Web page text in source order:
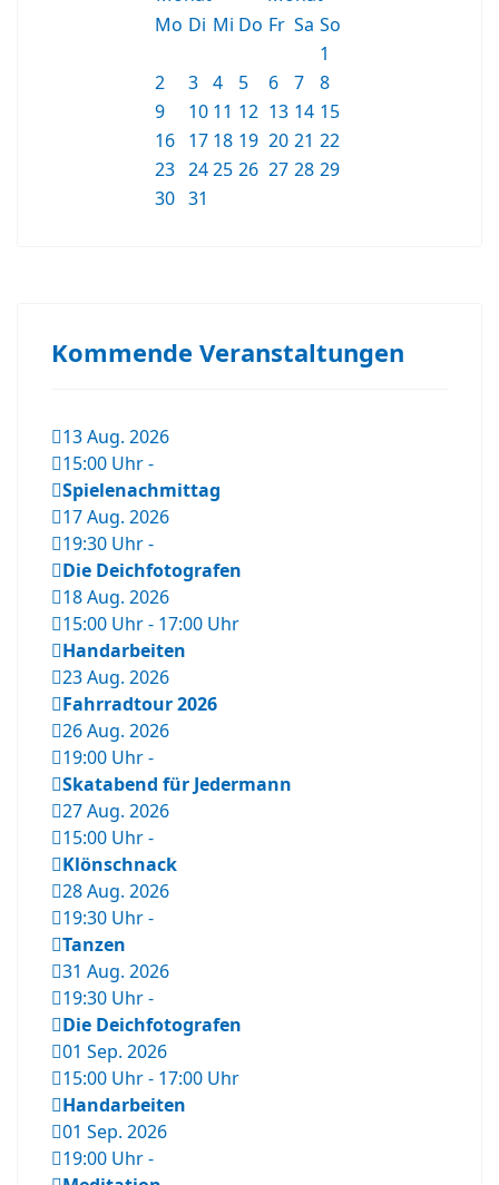
Mo Di Mi Do Fr Sa So
1
2
3 4 5 6 7
8
9
10 11 12 13 14 15
16
17 18 19 20 21 22
23 24 25 26 27 28 29
30 31
Kommende Veranstaltungen
13 Aug. 2026
15:00 Uhr-
Spielenachmittag
17 Aug. 2026
19:30 Uhr-
Die Deichfotografen
18 Aug. 2026
15:00 Uhr- 17:00 Uhr
Handarbeiten
23 Aug. 2026
Fahrradtour 2026
26 Aug. 2026
19:00 Uhr-
Skatabend für Jedermann
27 Aug. 2026
15:00 Uhr-
Klönschnack
28 Aug. 2026
19:30 Uhr-
Tanzen
31 Aug. 2026
19:30 Uhr-
Die Deichfotografen
01 Sep. 2026
15:00 Uhr- 17:00 Uhr
Handarbeiten
01 Sep. 2026
19:00 Uhr-